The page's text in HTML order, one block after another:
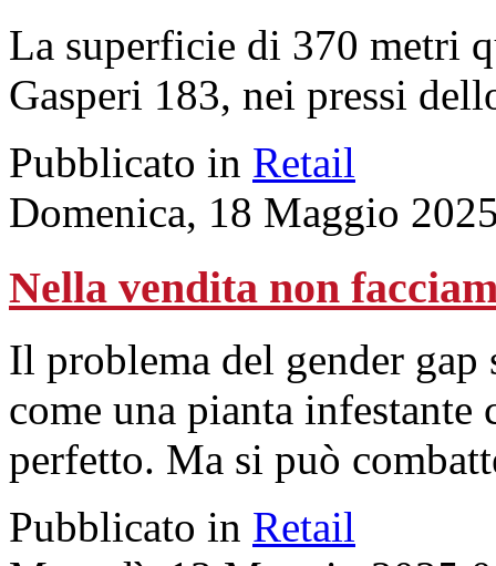
La superficie di 370 metri
Gasperi 183, nei pressi
Pubblicato in Retail
Domenica, 18 Maggio
Nella vendita non
Il problema del gender
come una pianta
perfetto. Ma si può
Pubblicato in Retail